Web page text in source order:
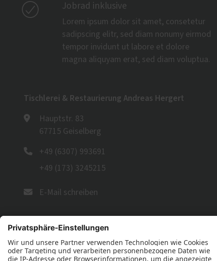
 Jobrad inklusive
Lorem ipsum dolor sit amet, consetetur
sadipscing elitr, sed diam nonumy eirmod
tempor invidunt ut labore et dolore
magna aliquyam erat, sed diam voluptua.
Tischlerei & Restaurierung Andreas Hergert
Hauptstr. 83
67715 Geiselberg
+49 (6307) 993691
+49 (173) 3245215
E-Mail schreiben
Öffnungszeiten